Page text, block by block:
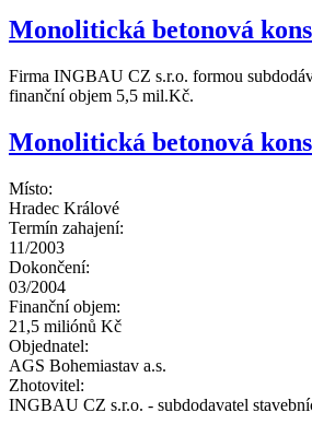
Monolitická betonová
Firma INGBAU CZ s.r.o. formou
finanční objem 5,5 mil.Kč.
Monolitická betonová
Místo:
Hradec Králové
Termín zahajení:
11/2003
Dokončení:
03/2004
Finanční objem:
21,5 miliónů Kč
Objednatel:
AGS Bohemiastav a.s.
Zhotovitel:
INGBAU CZ s.r.o. - subdodavatel